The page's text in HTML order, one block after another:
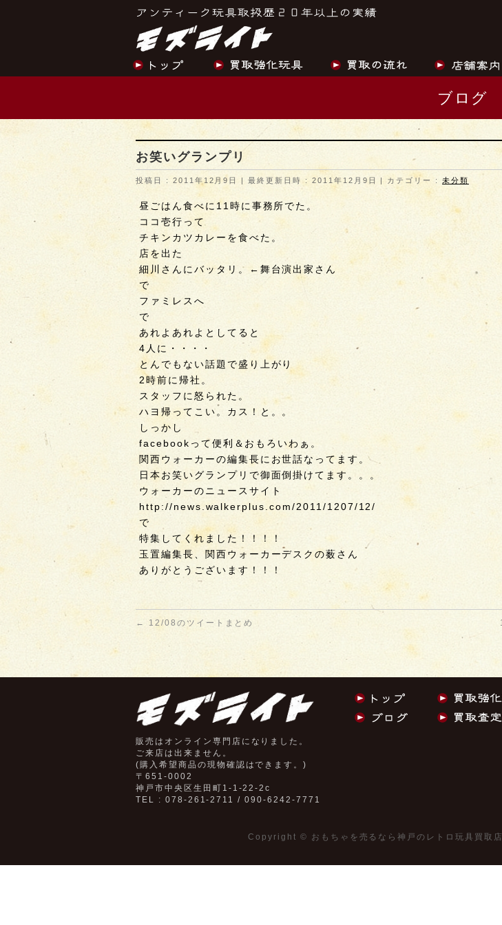
ブログ
お笑いグランプリ
投稿日 : 2011年12月9日 最終更新日時 : 2011年12月9日 カテゴリー :未分類
昼ごはん食べに11時に事務所でた。
ココ壱行って
チキンカツカレーを食べた。
店を出た
細川さんにバッタリ。←舞台演出家さん
で
ファミレスへ
で
あれよあれよとしてると
4人に・・・・
とんでもない話題で盛り上がり
2時前に帰社。
スタッフに怒られた。
ハヨ帰ってこい。カス！と。。
しっかし
facebookって便利＆おもろいわぁ。
関西ウォーカーの編集長にお世話なってます。
日本お笑いグランプリで御面倒掛けてます。。。
ウォーカーのニュースサイト
http://news.walkerplus.com/2011/1207/12/
で
特集してくれました！！！！
玉置編集長、関西ウォーカーデスクの薮さん
ありがとうございます！！！
← 12/08のツイートまとめ
販売はオンライン専門店になりました。
ご来店は出来ません。
(購入希望商品の現物確認はできます。)
〒651-0002
神戸市中央区生田町1-1-22-2c
TEL : 078-261-2711 / 090-6242-7771
Copyright © おもちゃを売るなら神戸のレトロ玩具買取